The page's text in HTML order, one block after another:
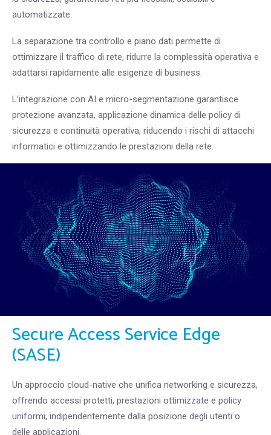
automatizzate.
La separazione tra controllo e piano dati permette di
ottimizzare il traffico di rete, ridurre la complessità operativa e
adattarsi rapidamente alle esigenze di business.
L’integrazione con AI e micro-segmentazione garantisce
protezione avanzata, applicazione dinamica delle policy di
sicurezza e continuità operativa, riducendo i rischi di attacchi
informatici e ottimizzando le prestazioni della rete.
Secure Access Service Edge
(SASE)
Un approccio cloud-native che unifica networking e sicurezza,
offrendo accessi protetti, prestazioni ottimizzate e policy
uniformi, indipendentemente dalla posizione degli utenti o
delle applicazioni.